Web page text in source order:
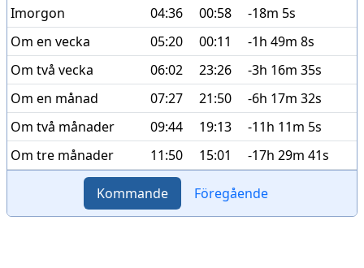
Imorgon
04:36 00:58
-18m 5s
Om en vecka
05:20 00:11
-1h 49m 8s
Om två vecka
06:02 23:26
-3h 16m 35s
Om en månad
07:27 21:50
-6h 17m 32s
Om två månader
09:44 19:13
-11h 11m 5s
Om tre månader
11:50 15:01 -17h 29m 41s
Kommande Föregående